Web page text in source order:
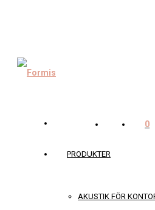
PRODUKTER
AKUSTIK FÖR
0